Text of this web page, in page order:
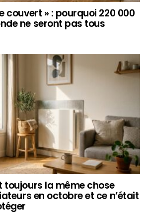
couvert » : pourquoi 220 000
ne seront pas tous
toujours la même chose
en octobre et ce n’était